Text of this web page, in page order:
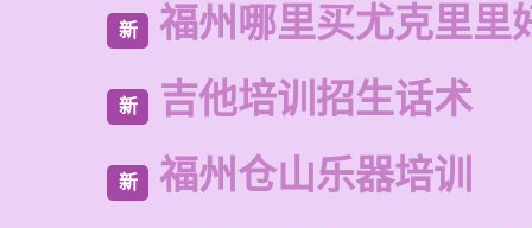
新 福州哪里买尤克里里
新 吉他培训招生话术
新 福州仓山乐器培训